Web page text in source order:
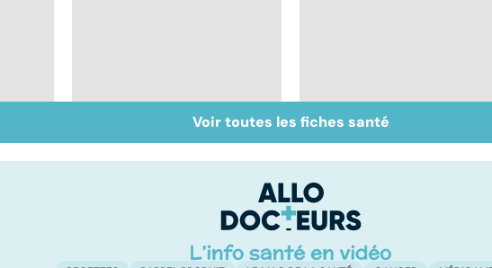
Post-partum : un
bouleversement
Faire du sport à
domicile, c'est facile
Voir toutes les fiches santé